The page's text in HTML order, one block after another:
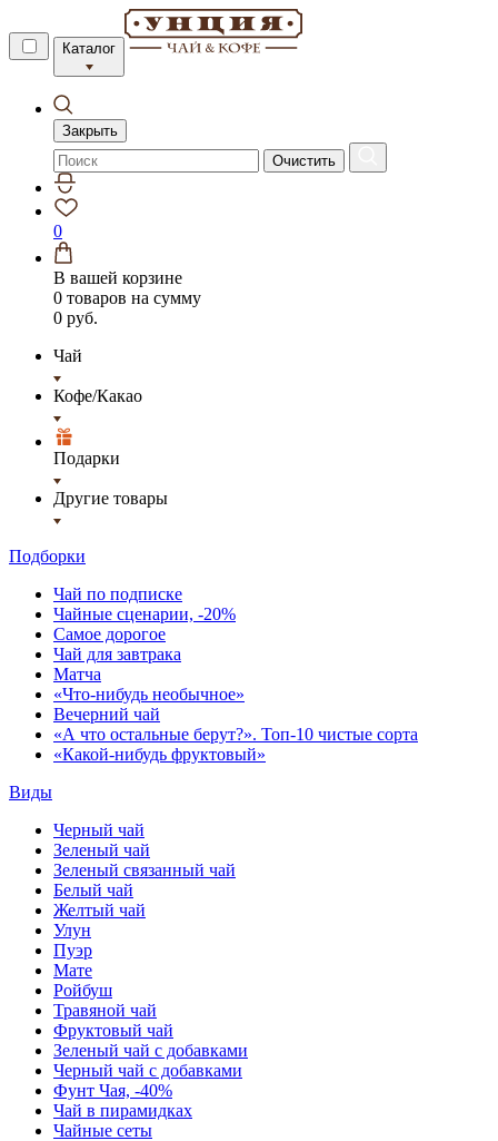
Каталог
Закрыть
Очистить
0
В вашей корзине
0 товаров на сумму
0 руб.
Чай
Кофе/Какао
Подарки
Другие товары
Подборки
Чай по подписке
Чайные сценарии, -20%
Самое дорогое
Чай для завтрака
Матча
«Что-нибудь необычное»
Вечерний чай
«А что остальные берут?». Топ-10 чистые сорта
«Какой-нибудь фруктовый»
Виды
Черный чай
Зеленый чай
Зеленый связанный чай
Белый чай
Желтый чай
Улун
Пуэр
Мате
Ройбуш
Травяной чай
Фруктовый чай
Зеленый чай с добавками
Черный чай с добавками
Фунт Чая, -40%
Чай в пирамидках
Чайные сеты